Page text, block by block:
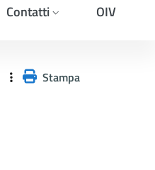
Contatti OIV
Stampa